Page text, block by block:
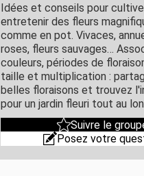
Idées et conseils pour
entretenir des fleurs
comme en pot. Vivaces,
roses, fleurs sauvages…
couleurs, périodes de
taille et multiplication :
belles floraisons et trouvez
pour un jardin fleuri tout au
Suivre le
Posez votre